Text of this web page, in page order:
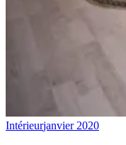
Intérieurjanvier 2020